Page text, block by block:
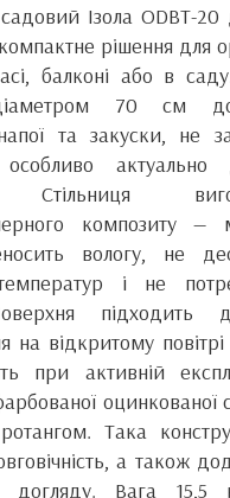
Ізола ODBT-
рішення для
балконі або в
70 см
та закуски, не
актуально
Стільниця
композиту —
вологу, не
і не
підходить
на відкритому повітрі
при активній
оцинкованої
Така
а також
догляду. Вага 15,5